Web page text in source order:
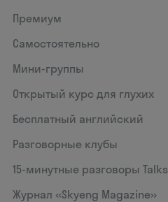
Премиум
Самостоятельно
Мини-группы
Открытый курс для глухих
Бесплатный английский
Разговорные клубы
15‑минутные разговоры Talks
Журнал «Skyeng Magazine»